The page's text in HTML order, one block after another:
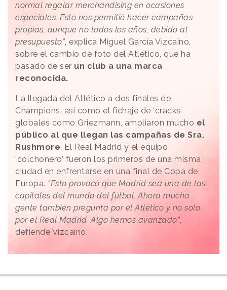
normal regalar merchandising en ocasiones
especiales. Esto nos permitió hacer campañas
propias, aunque no todos los años, debido al
presupuesto”, explica Miguel García Vizcaíno,
sobre el cambio de foto del Atlético, que ha
pasado de ser un club a una marca
reconocida.
La llegada del Atlético a dos finales de
Champions, así como el fichaje de ‘cracks’
globales como Griezmann, ampliaron mucho el
público al que llegan las campañas de Sra.
Rushmore. El Real Madrid y el equipo
‘colchonero’ fueron los primeros de una misma
ciudad en enfrentarse en una final de Copa de
Europa. “Esto provocó que Madrid sea una de las
capitales del mundo del fútbol. Ahora mucha
gente también pregunta por el Atlético y no solo
por el Real Madrid. Algo hemos avanzado”,
defiende Vizcaíno.